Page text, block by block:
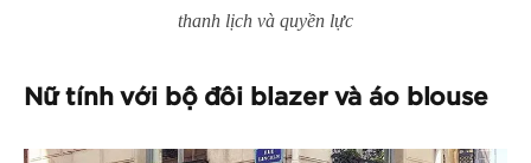
thanh lịch và quyền lực
Nữ tính với bộ đôi blazer và áo blouse